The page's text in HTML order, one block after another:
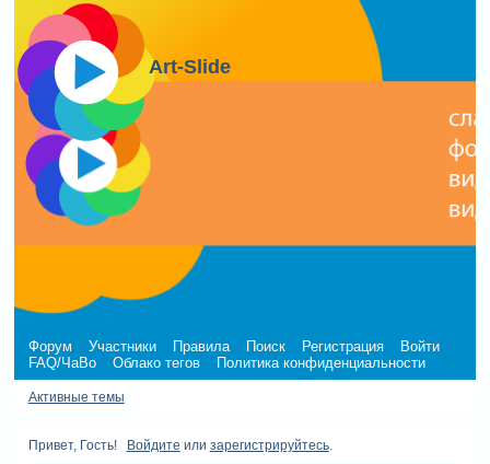
Art-Slide
Форум Участники Правила Поиск Регистрация
Войти
FAQ/ЧаВо
Облако тегов Политика конфиденциальности
Активные темы
Привет, Гость! Войдите или зарегистрируйтесь.